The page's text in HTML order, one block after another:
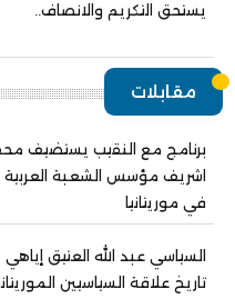
يستحق التكريم والانصاف..
مقابلات
برنامج مع النقيب يستضيف
اشريف مؤسس الشعبة
في موريتانيا
السياسي عبد الله العتيق
تاريخ علاقة السياسيين